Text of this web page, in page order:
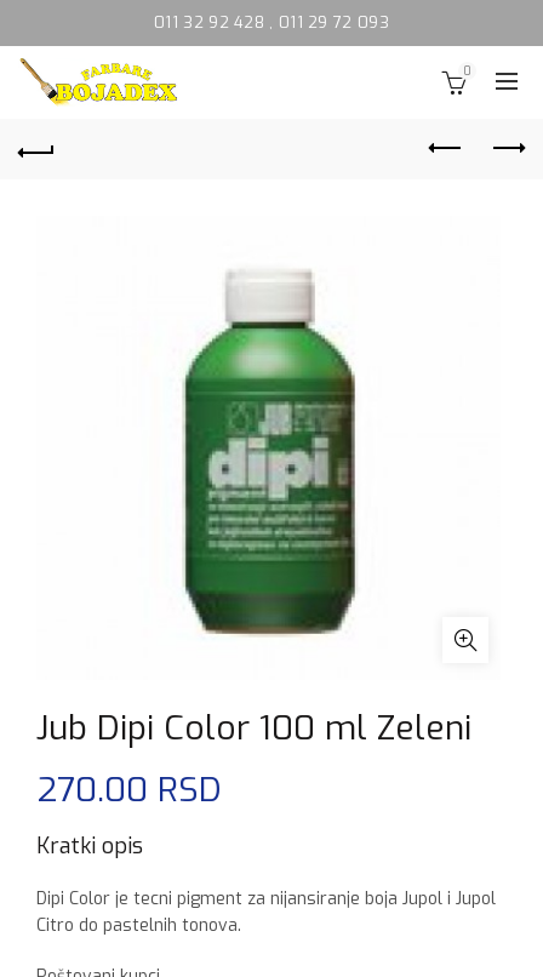
011 32 92 428 , 011 29 72 093
0
Jub Dipi Color 100 ml Zeleni
270.00 RSD
Kratki opis
Dipi Color je tecni pigment za nijansiranje boja Jupol i Jupol
Citro do pastelnih tonova.